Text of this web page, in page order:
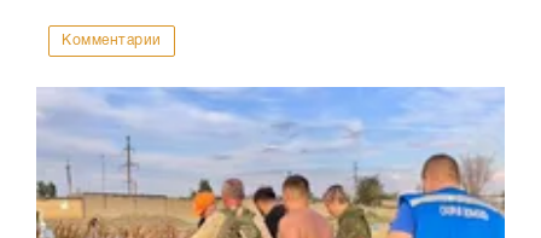
Комментарии